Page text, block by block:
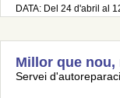
DATA: Del 24 d'abril al
Millor que nou,
Servei